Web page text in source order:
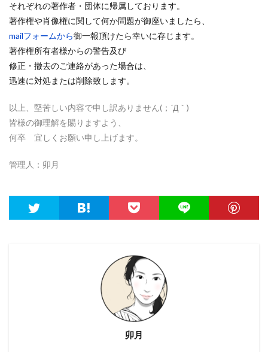
それぞれの著作者・団体に帰属しております。
著作権や肖像権に関して何か問題が御座いましたら、
mailフォームから御一報頂けたら幸いに存じます。
著作権所有者様からの警告及び
修正・撤去のご連絡があった場合は、
迅速に対処または削除致します。
以上、堅苦しい内容で申し訳ありません(；´Д｀)
皆様の御理解を賜りますよう、
何卒 宜しくお願い申し上げます。
管理人：卯月
卯月